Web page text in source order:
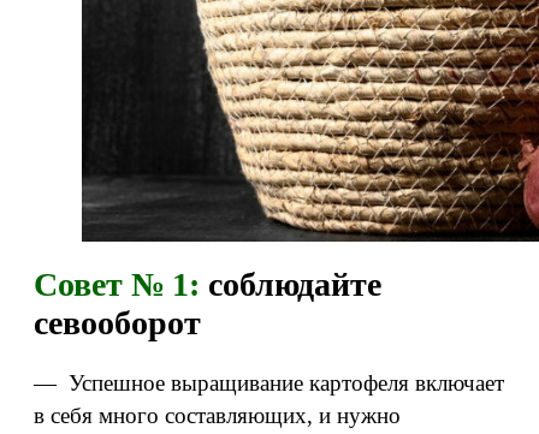
Совет № 1: соблюдайте
севооборот
— Успешное выращивание картофеля включает
в себя много составляющих, и нужно